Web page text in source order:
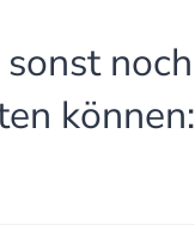
noch
können: